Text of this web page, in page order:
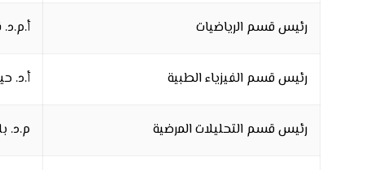
رئيس قسم الرياضيات
رئيس قسم الفيزياء الطبية أ.د.
رئيس قسم التحليلات المرضية م.د.